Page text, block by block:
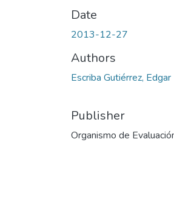
Date
2013-12-27
Authors
Escriba Gutiérrez, Edgar
Publisher
Organismo de